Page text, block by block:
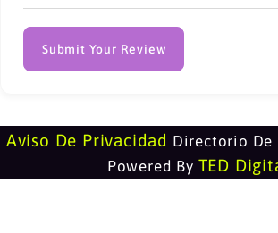
Submit Your Review
Aviso De Privacidad Directorio De
Powered By TED